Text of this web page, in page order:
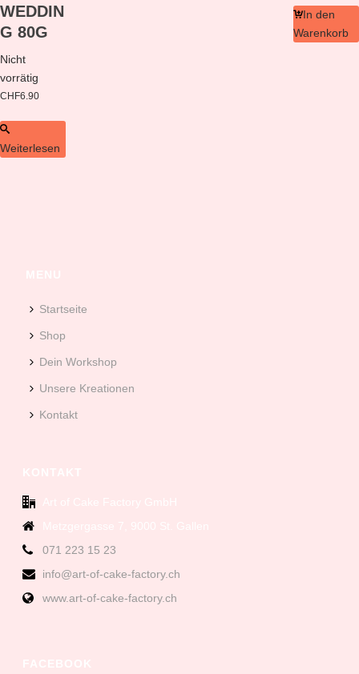
WEDDIN
G 80G
Nicht
vorrätig
CHF6.90
Weiterlesen
In den
Warenkorb
Startseite
Shop
Dein Workshop
Unsere Kreationen
Kontakt
071 223 15 23
info@art-of-cake-factory.ch
www.art-of-cake-factory.ch